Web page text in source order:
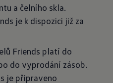
a čelního skla.
je k dispozici již za
Friends platí do
do vyprodání zásob.
je připraveno